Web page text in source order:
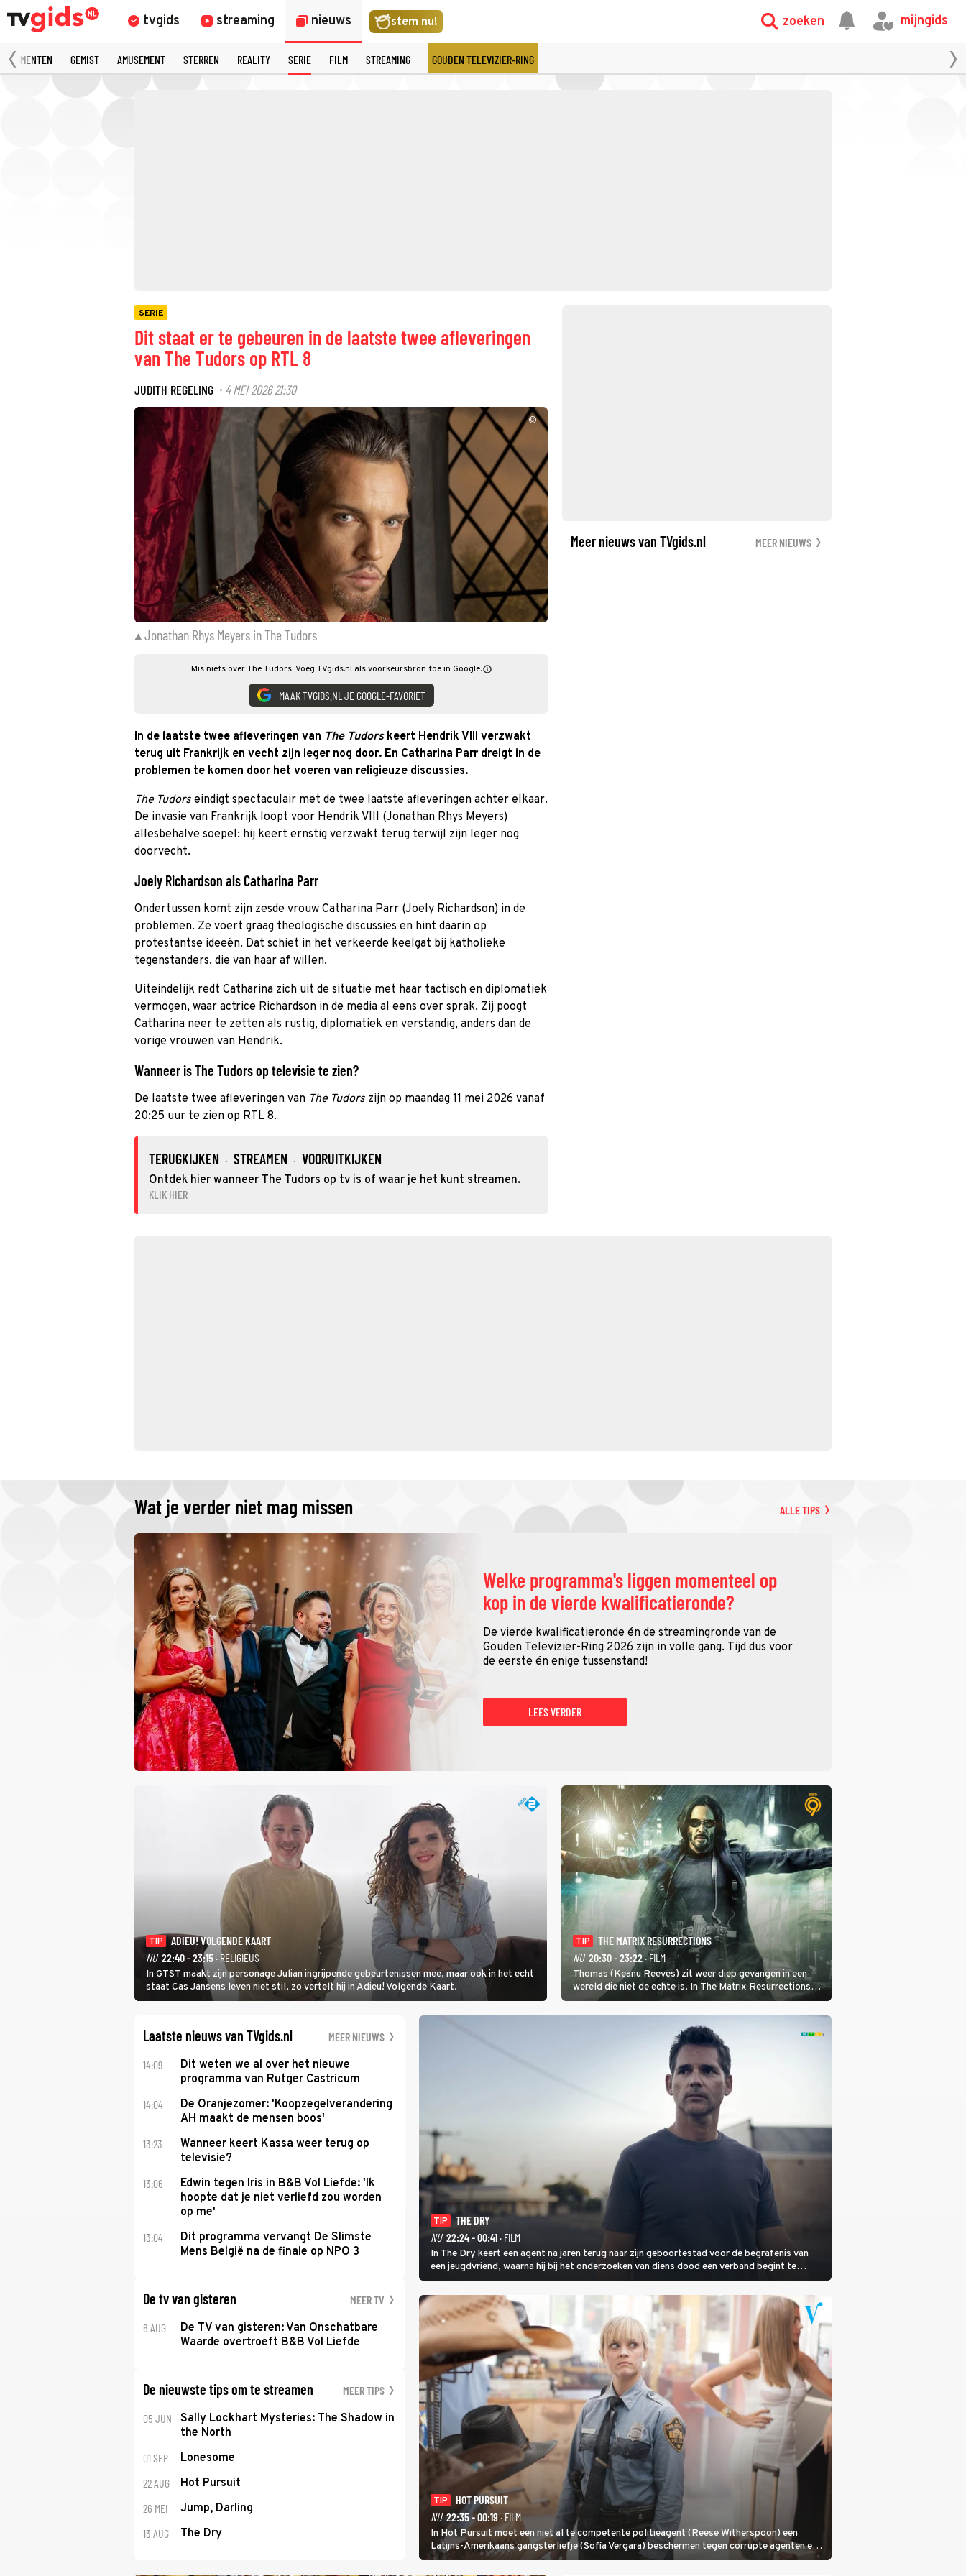
tvgids streaming nieuws stem nu! zoeken mijngids
GEMIST AMUSEMENT STERREN REALITY SERIE FILM STREAMING GOUDEN TELEVIZIER-RING
SERIE
Dit staat er te gebeuren in de laatste twee afleveringen
van The Tudors op RTL 8
JUDITH REGELING · 4 MEI 2026 21:30
©
Jonathan Rhys Meyers in The Tudors
Mis niets over The Tudors. Voeg TVgids.nl als voorkeursbron toe in Google.
MAAK TVGIDS.NL JE GOOGLE-FAVORIET
In de laatste twee afleveringen van The Tudorskeert Hendrik VIII verzwakt
terug uit Frankrijk en vecht zijn leger nog door. En Catharina Parr dreigt in de
problemen te komen door het voeren van religieuze discussies.
The Tudors eindigt spectaculair met de twee laatste afleveringen achter elkaar.
De invasie van Frankrijk loopt voor Hendrik VIII (Jonathan Rhys Meyers)
allesbehalve soepel: hij keert ernstig verzwakt terug terwijl zijn leger nog
doorvecht.
Joely Richardson als Catharina Parr
Ondertussen komt zijn zesde vrouw Catharina Parr (Joely Richardson) in de
problemen. Ze voert graag theologische discussies en hint daarin op
protestantse ideeën. Dat schiet in het verkeerde keelgat bij katholieke
tegenstanders, die van haar af willen.
Uiteindelijk redt Catharina zich uit de situatie met haar tactisch en diplomatiek
vermogen, waar actrice Richardson in de media al eens over sprak. Zij poogt
Catharina neer te zetten als rustig, diplomatiek en verstandig, anders dan de
vorige vrouwen van Hendrik.
Wanneer is The Tudors op televisie te zien?
De laatste twee afleveringen van The Tudors zijn op maandag 11 mei 2026 vanaf
20:25 uur te zien op RTL 8.
TERUGKIJKEN · STREAMEN · VOORUITKIJKEN
Ontdek hier wanneer The Tudors op tv is of waar je het kunt streamen.
KLIK HIER
Meer nieuws van TVgids.nl MEER NIEUWS
Wat je verder niet mag missen ALLE TIPS
Welke programma's liggen momenteel op
kop in de vierde kwalificatieronde?
De vierde kwalificatieronde én de streamingronde van de
Gouden Televizier-Ring 2026 zijn in volle gang. Tijd dus voor
de eerste én enige tussenstand!
LEES VERDER
TIP
ADIEU! VOLGENDE KAART
NU 22:40 - 23:15 · RELIGIEUS
In GTST maakt zijn personage Julian ingrijpende gebeurtenissen mee, maar ook in het echt
staat Cas Jansens leven niet stil, zo vertelt hij in Adieu! Volgende Kaart.
TIP
THE MATRIX RESURRECTIONS
NU 20:30 - 23:22· FILM
Thomas (Keanu Reeves) zit weer diep gevangen in een
wereld die niet de echte is. In The Matrix Resurrections
gaat Thomas proberen uit deze schijnwereld te
ontsnappen.
Laatste nieuws van TVgids.nl MEER NIEUWS
14:09
Dit weten we al over het nieuwe
programma van Rutger Castricum
14:04
De Oranjezomer: 'Koopzegelverandering
AH maakt de mensen boos'
13:23
Wanneer keert Kassa weer terug op
televisie?
13:06
Edwin tegen Iris in B&B Vol Liefde: 'Ik
hoopte dat je niet verliefd zou worden
op me'
13:04
Dit programma vervangt De Slimste
Mens België na de finale op NPO 3
De tv van gisteren MEER TV
6 AUG
De TV van gisteren: Van Onschatbare
Waarde overtroeft B&B Vol Liefde
De nieuwste tips om te streamen MEER TIPS
05 JUN
Sally Lockhart Mysteries: The Shadow in
the North
01 SEP Lonesome
22 AUG Hot Pursuit
26 MEI Jump, Darling
13 AUG The Dry
TIP
THE DRY
NU 22:24 - 00:41· FILM
In The Dry keert een agent na jaren terug naar zijn geboortestad voor de begrafenis van
een jeugdvriend, waarna hij bij het onderzoeken van diens dood een verband begint te
vermoeden met een oude zaak.
TIP
HOT PURSUIT
NU 22:35 - 00:19· FILM
In Hot Pursuit moet een niet al te competente politieagent (Reese Witherspoon) een
Latijns-Amerikaans gangsterliefje (Sofía Vergara) beschermen tegen corrupte agenten en
moordlustige maffiatypes.